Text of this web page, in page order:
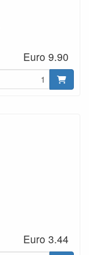
Euro 9.90
Euro 3.44